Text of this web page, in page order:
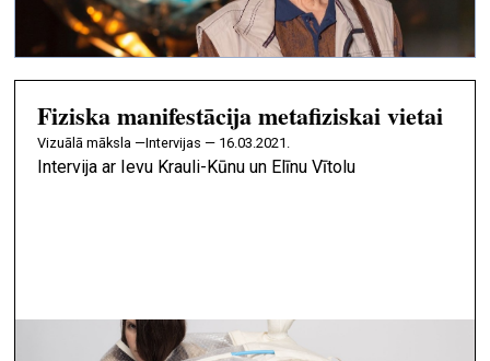
Fiziska manifestācija metafiziskai vietai
vizuālā māksla —Intervijas — 16.03.2021.
Intervija ar Ievu Krauli-Kūnu un Elīnu Vītolu